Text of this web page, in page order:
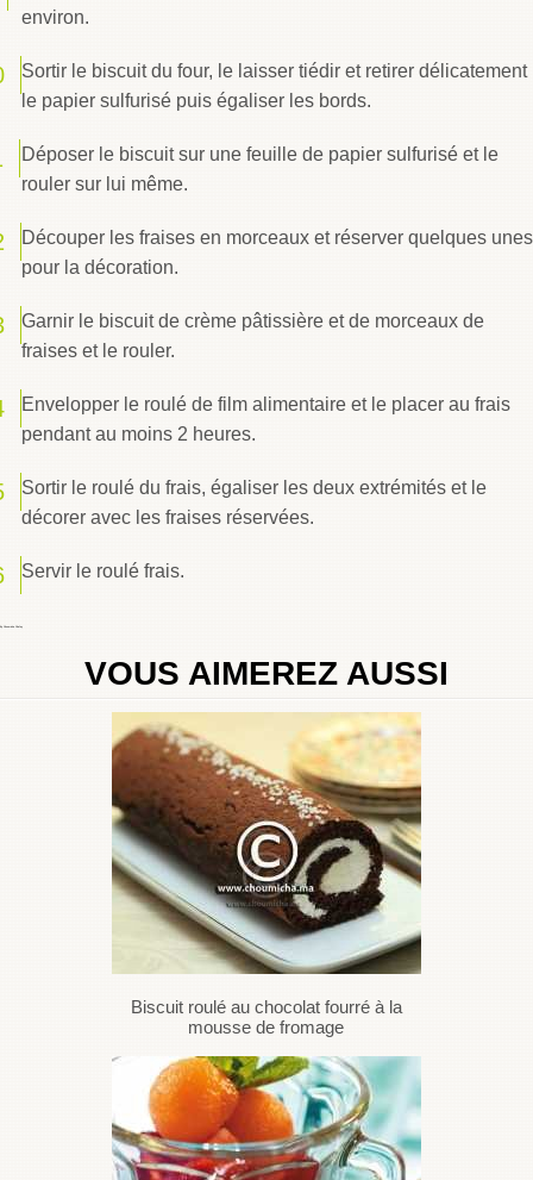
environ.
Sortir le biscuit du four, le laisser tiédir et retirer délicatement
le papier sulfurisé puis égaliser les bords.
Déposer le biscuit sur une feuille de papier sulfurisé et le
rouler sur lui même.
Découper les fraises en morceaux et réserver quelques unes
pour la décoration.
Garnir le biscuit de crème pâtissière et de morceaux de
fraises et le rouler.
Envelopper le roulé de film alimentaire et le placer au frais
pendant au moins 2 heures.
Sortir le roulé du frais, égaliser les deux extrémités et le
décorer avec les fraises réservées.
Servir le roulé frais.
VOUS AIMEREZ AUSSI
Biscuit roulé au chocolat fourré à la
mousse de fromage